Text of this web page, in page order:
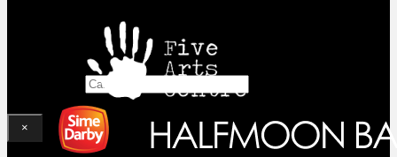
Cari laman web
×